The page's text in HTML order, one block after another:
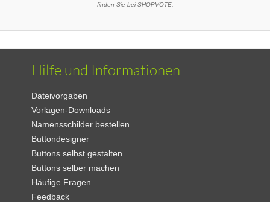
finden Sie bei SHOPVOTE.
Hilfe und Informationen
Dateivorgaben
Vorlagen-Downloads
Namensschilder bestellen
Buttondesigner
Buttons selbst gestalten
Buttons selber machen
Häufige Fragen
Feedback